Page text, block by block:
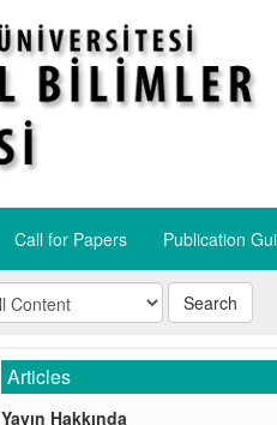
Call for Papers Publication
Search
Articles
Yayın Hakkında